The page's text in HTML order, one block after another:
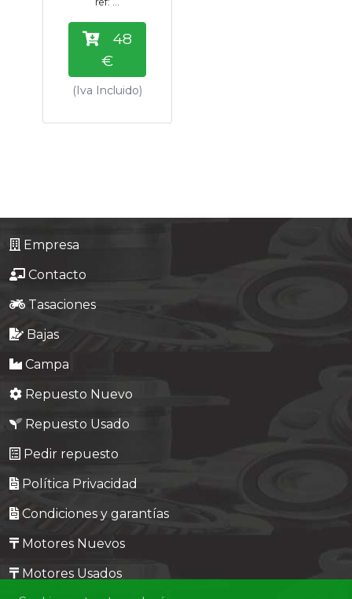
Contacto
48
€
(Iva Incluido)
Empresa
Contacto
Tasaciones
Bajas
Campa
Repuesto Nuevo
Repuesto Usado
Pedir repuesto
Política Privacidad
Condiciones y garantías
Motores Nuevos
Motores Usados